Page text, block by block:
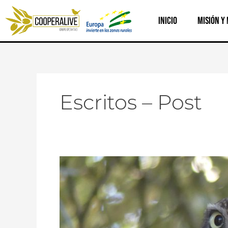
al
contenido
Inicio Misión y
Escritos – Post
Cooperalive
convierte
a
las
cooperativas